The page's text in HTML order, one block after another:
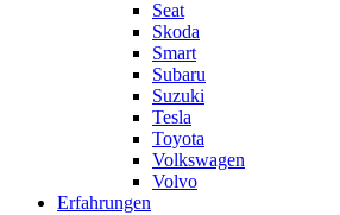
Seat
Skoda
Smart
Subaru
Suzuki
Tesla
Toyota
Volkswagen
Volvo
Erfahrungen